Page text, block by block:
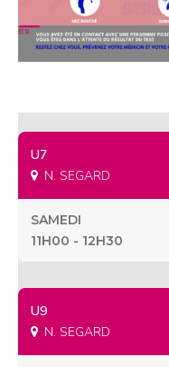
U7
N. SEGARD
SAMEDI
11H00 - 12H30
U9
N. SEGARD